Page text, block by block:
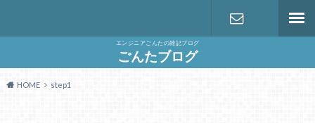
エンジニアごんたの雑記ブログ
ごんたブログ
HOME step1